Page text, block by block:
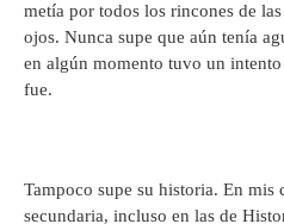
metía por todos los rincones de
ojos. Nunca supe que aún tenía
en algún momento tuvo un
fue.
Tampoco supe su historia. En mis
secundaria, incluso en las de